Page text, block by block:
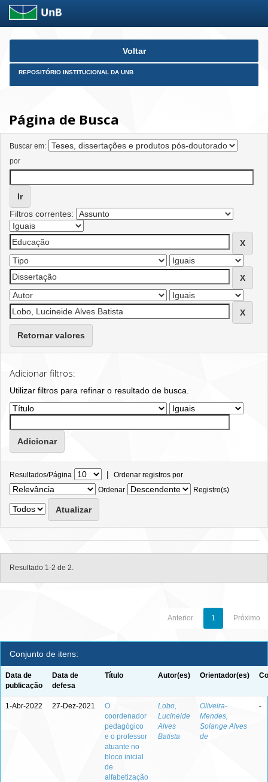
Skip
Voltar
REPOSITÓRIO INSTITUCIONAL DA UNB
Página de Busca
Buscar em:
por
Filtros correntes:
Retornar valores
Adicionar filtros:
Utilizar filtros para refinar o resultado de busca.
Resultados/Página | Ordenar registros por
Ordenar
Registro(s)
Resultado 1-2 de 2.
Anterior 1 Próximo
Conjunto de itens:
Data de
publicação
Data de
defesa
Título Autor(es) Orientador(es)
1-Abr-2022 27-Dez-2021
O
coordenador
pedagógico
e o professor
atuante no
bloco inicial
de
alfabetização
Lobo,
Lucineide
Alves
Batista
Oliveira-
Mendes,
Solange Alves
de
-